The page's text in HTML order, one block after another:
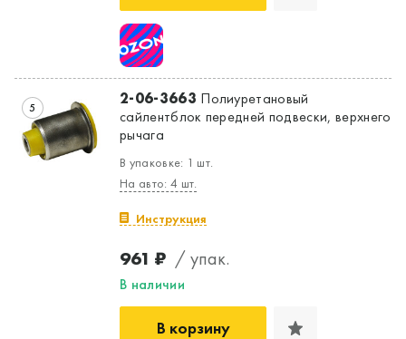
5 2-06-3663 Полиуретановый
сайлентблок передней подвески, верхнего
рычага
В упаковке: 1 шт.
На авто: 4 шт.
Инструкция
961 ₽ / упак.
В наличии
В корзину